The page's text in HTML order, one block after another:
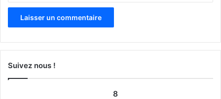
Suivez nous !
8